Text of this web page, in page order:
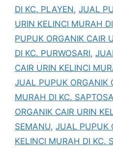
DI KC. PLAYEN, JUAL
URIN KELINCI MURAH
PUPUK ORGANIK CAIR
DI KC. PURWOSARI,
CAIR URIN KELINCI
JUAL PUPUK ORGANIK
MURAH DI KC.
ORGANIK CAIR URIN
SEMANU, JUAL PUPUK
KELINCI MURAH DI KC.